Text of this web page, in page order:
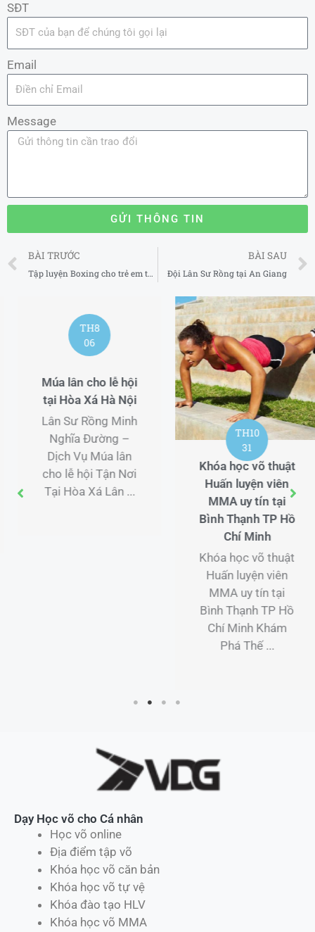
SĐT
Email
Message
GỬI THÔNG TIN
Prev
BÀI TRƯỚC
Tập luyện Boxing cho trẻ em tại Huyện Thanh Trì Hà Nội 2025
BÀI SAU
Đội Lân Sư Rồng tại An Giang
TH8
Múa lân cho lễ hội
tại Hòa Xá Hà Nội
Lân Sư Rồng Minh
Nghĩa Đường –
Dịch Vụ Múa lân
cho lễ hội Tận Nơi
Tại Hòa Xá Lân ...
TH10
Khóa học võ thuật
Huấn luyện viên
MMA uy tín tại
Bình Thạnh TP Hồ
Chí Minh
Khóa học võ thuật
Huấn luyện viên
MMA uy tín tại
Bình Thạnh TP Hồ
Chí Minh Khám
Phá Thế ...
Dạy Học võ cho Cá nhân
Học võ online
Địa điểm tập võ
Khóa học võ căn bản
Khóa học võ tự vệ
Khóa đào tạo HLV
Khóa học võ MMA